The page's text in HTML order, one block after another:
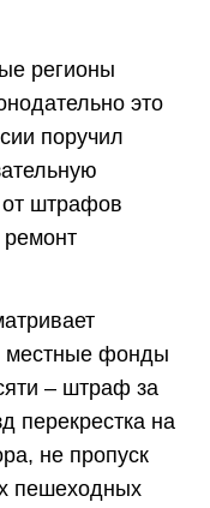
регионы
это
поручил
от штрафов
ремонт
местные фонды
– штраф за
перекрестка на
не пропуск
пешеходных